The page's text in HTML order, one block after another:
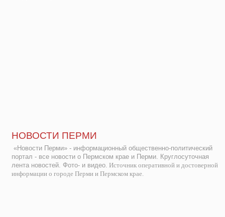
НОВОСТИ ПЕРМИ
«Новости Перми» - информационный общественно-политический
портал - все новости о Пермском крае и Перми. Круглосуточная
лента новостей. Фото- и видео. Источник оперативной и достоверной
информации о городе Перми и Пермском крае.